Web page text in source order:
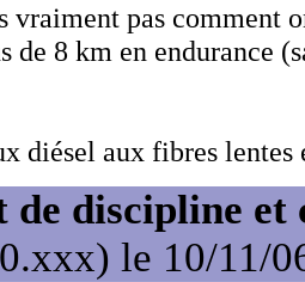
vraiment pas comment
de 8 km en endurance
diésel aux fibres lentes
de discipline et
le 10/11/